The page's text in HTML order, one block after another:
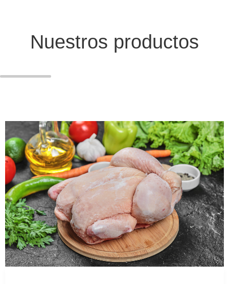
Nuestros productos